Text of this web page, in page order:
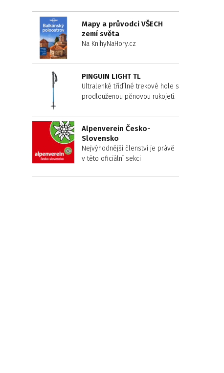
Mapy a průvodci VŠECH
zemí světa
Na KnihyNaHory.cz
PINGUIN LIGHT TL
Ultralehké třídílné trekové hole s
prodlouženou pěnovou rukojetí.
Alpenverein Česko-
Slovensko
Nejvýhodnější členství je právě
v této oficiální sekci